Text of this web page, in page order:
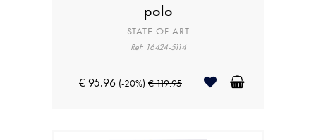
polo
STATE OF ART
Ref: 16424-5114
€ 95.96 (-20%) € 119.95